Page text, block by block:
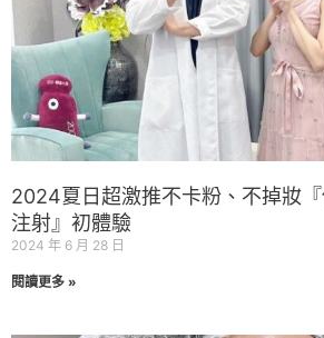
2024夏日超激推不卡粉、不掉妝
注射』初體驗
2024 年 6 月 28 日
閱讀更多 »